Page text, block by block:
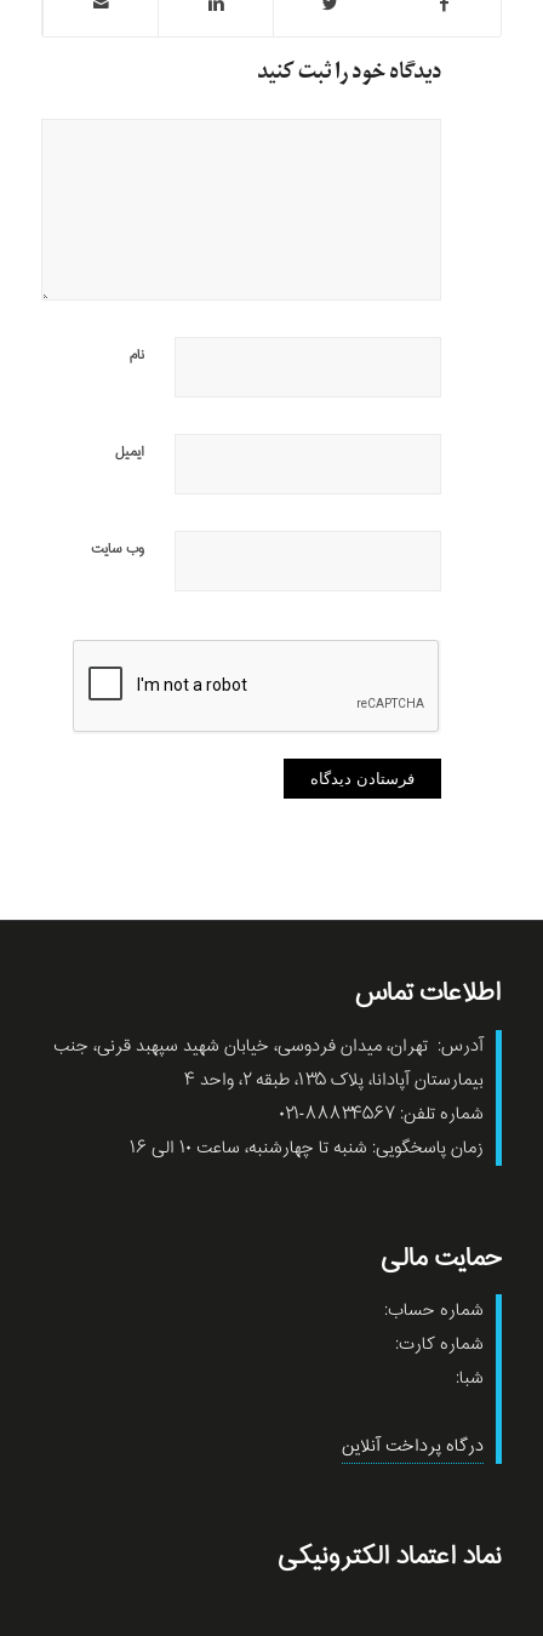
دیدگاه خود را ثبت کنید
نام
ایمیل
وب‌ سایت
اطلاعات تماس
آدرس: تهران، میدان فردوسی، خیابان شهید سپهبد قرنی، جنب
بیمارستان آپادانا، پلاک ۱۳۵، طبقه ۲، واحد ۴
شماره تلفن: ۸۸۸۳۴۵۶۷-۰۲۱
زمان پاسخگویی: شنبه تا چهارشنبه، ساعت ۱۰ الی ۱۶
حمایت مالی
شماره حساب:
شماره کارت:
شبا:
درگاه پرداخت آنلاین
نماد اعتماد الکترونیکی